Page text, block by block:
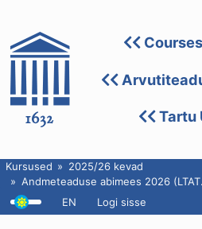
Tartu
Kursused
2025/26 kevad
Andmeteaduse abimees 2026
EN
Logi sisse